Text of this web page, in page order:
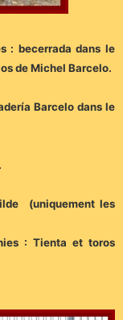
: becerrada dans le
de Michel Barcelo.
Barcelo dans le
(uniquement les
: Tienta et toros